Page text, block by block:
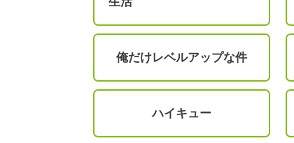
俺だけレベルアップな件
ハイキュー